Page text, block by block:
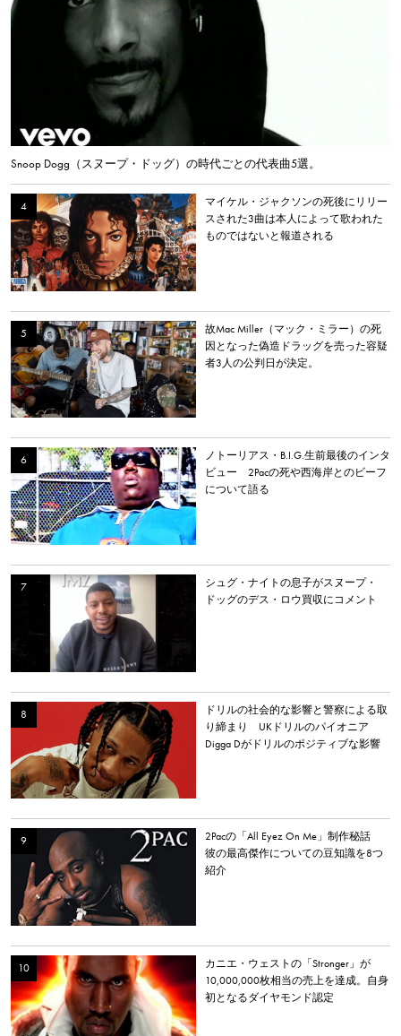
Snoop Dogg（スヌープ・ドッグ）の時代ごとの代表曲5選。
マイケル・ジャクソンの死後にリリー
スされた3曲は本人によって歌われた
ものではないと報道される
故Mac Miller（マック・ミラー）の死
因となった偽造ドラッグを売った容疑
者3人の公判日が決定。
ノトーリアス・B.I.G.生前最後のインタ
ビュー 2Pacの死や西海岸とのビーフ
について語る
シュグ・ナイトの息子がスヌープ・
ドッグのデス・ロウ買収にコメント
ドリルの社会的な影響と警察による取
り締まり UKドリルのパイオニア
Digga Dがドリルのポジティブな影響
2Pacの「All Eyez On Me」制作秘話
彼の最高傑作についての豆知識を8つ
紹介
カニエ・ウェストの「Stronger」が
10,000,000枚相当の売上を達成。自身
初となるダイヤモンド認定